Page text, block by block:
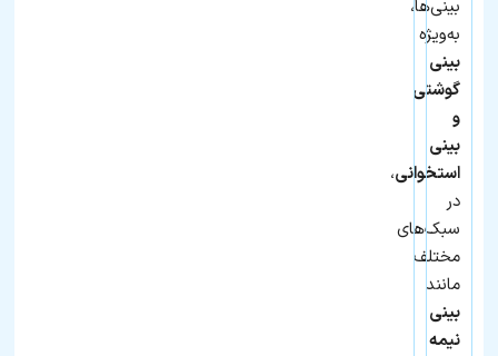
بینی‌ها،
به‌ویژه
بینی
گوشتی
و
بینی
استخوانی،
در
سبک‌های
مختلف
مانند
بینی
نیمه